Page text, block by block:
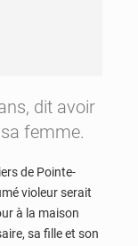
dit avoir
femme.
de Pointe-
violeur serait
à la maison
sa fille et son